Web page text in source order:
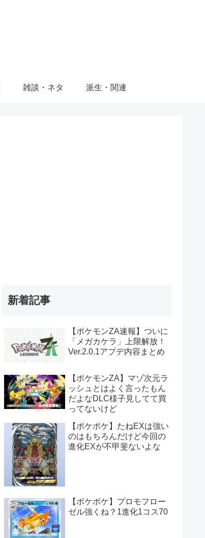
雑談・ネタ 派生・関連
新着記事
【ポケモンZA速報】ついに
「メガカケラ」上限解放！
Ver.2.0.1アプデ内容まとめ
【ポケモンZA】マゾ次元ラ
ッシュとはよく言ったもん
だよなDLC様子見してて買
ってないけど
【ポケポケ】たねEXは強い
のはもちろんだけど今回の
進化EXが不甲斐ないよな
【ポケポケ】プロモフロー
ゼル強くね？1進化1コス70